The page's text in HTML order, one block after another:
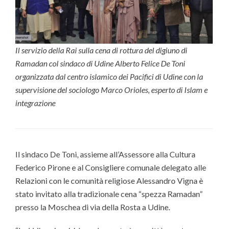
Il servizio della Rai sulla cena di rottura del digiuno di
Ramadan col sindaco di Udine Alberto Felice De Toni
organizzata dal centro islamico dei Pacifici di Udine con la
supervisione del sociologo Marco Orioles, esperto di Islam e
integrazione
Il sindaco De Toni, assieme all’Assessore alla Cultura
Federico Pirone e al Consigliere comunale delegato alle
Relazioni con le comunità religiose Alessandro Vigna è
stato invitato alla tradizionale cena “spezza Ramadan”
presso la Moschea di via della Rosta a Udine.